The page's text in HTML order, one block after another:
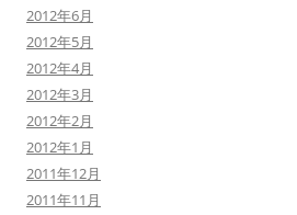
2012年6月
2012年5月
2012年4月
2012年3月
2012年2月
2012年1月
2011年12月
2011年11月